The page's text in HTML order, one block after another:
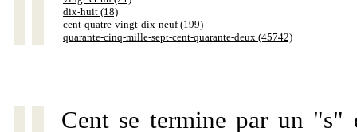
dix-huit (18)
cent-quatre-vingt-dix-neuf (199)
quarante-cinq-mille-sept-cent-quarante-deux (45742)
Cent se termine par un "s"